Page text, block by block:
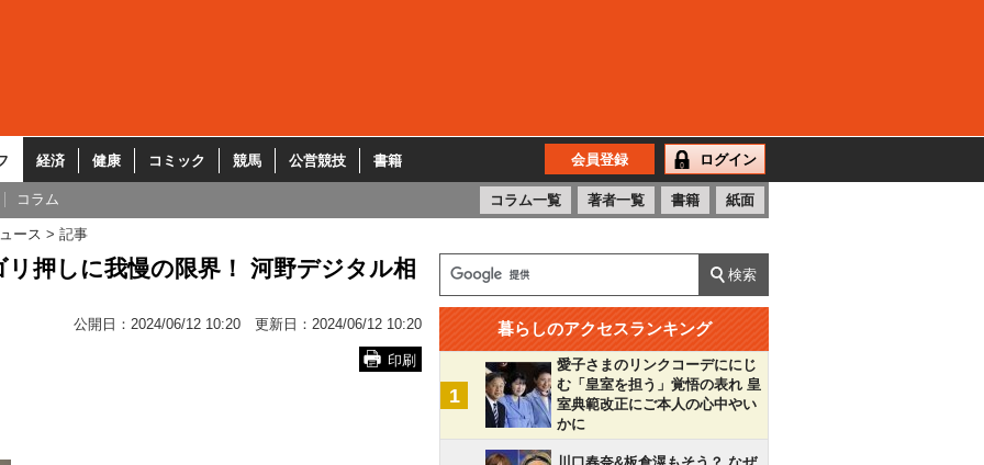
経済 健康 コミック 競馬 公営競技 書籍 会員登録 ログイン
コラム コラム一覧 著者一覧 書籍 紙面
ース 記事
押しに我慢の限界！ 河野デジタル相
公開日： 2024/06/12 10:20 更新日： 2024/06/12 10:20
印刷
暮らしのアクセスランキング
1
愛子さまのリンクコーデににじ
む「皇室を担う」覚悟の表れ 皇
室典範改正にご本人の心中やい
かに